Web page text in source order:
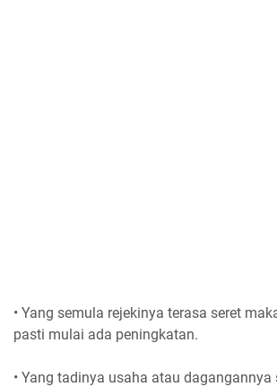
• Yang semula rejekinya terasa seret
pasti mulai ada peningkatan.
• Yang tadinya usaha atau dagangannya